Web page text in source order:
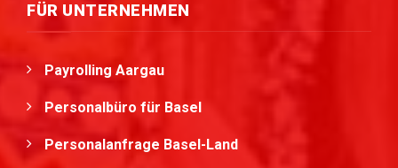
FÜR UNTERNEHMEN
Payrolling Aargau
Personalbüro für Basel
Personalanfrage Basel-Land